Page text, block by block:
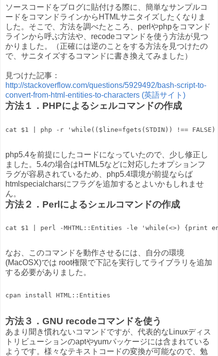
ソースコードをブログに貼付ける際に、簡単なサンプルコ
ードをコマンドラインからHTMLサニタイズしたくなりま
した。そこで、方法を調べたところ、perlやphpをコマンド
ラインから呼ぶ方法や、recodeコマンドを使う方法が見つ
かりました。（正確には逆のことをする方法を見つけたの
で、サニタイズするコマンドに書き換えてみました）
見つけた記事：
http://stackoverflow.com/questions/5929492/bash-script-to-
convert-from-html-entities-to-characters (英語サイト)
方法１．PHPによるシェルコマンドの作成
php5.4を前提にしたコードになっていたので、少し修正し
ました。5.4の場合はHTML5などに対応したオプションフ
ラグが容易されているため、php5.4環境が前提ならば
htmlspecialcharsにフラグを追加するとよいかもしれませ
ん。
方法２．Perlによるシェルコマンドの作成
なお、このコマンドを動作させるには、自分の環境
(MacOSX)では root権限で下記を実行してライブラリを追加
する必要がありました。
方法３．GNU recodeコマンドを使う
あまり聞き慣れないコマンドですが、代表的なLinuxディス
トリビューションのaptやyumパッケージには含まれている
ようです。様々なテキストコードの変換が可能なので、勉